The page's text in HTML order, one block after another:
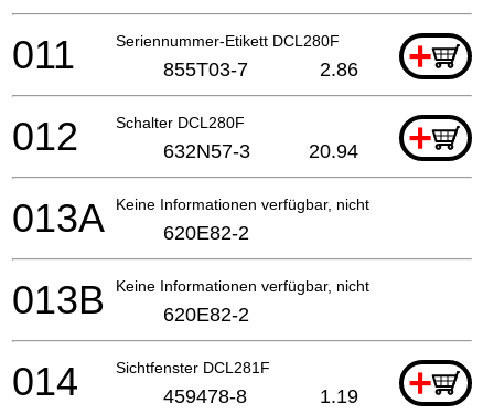
Seriennummer-Etikett DCL280F +
011 855T03-7 2.86
Schalter DCL280F +
012 632N57-3 20.94
Keine Informationen verfügbar, nicht bestellbar
013A 620E82-2
Keine Informationen verfügbar, nicht bestellbar
013B 620E82-2
Sichtfenster DCL281F +
014 459478-8 1.19